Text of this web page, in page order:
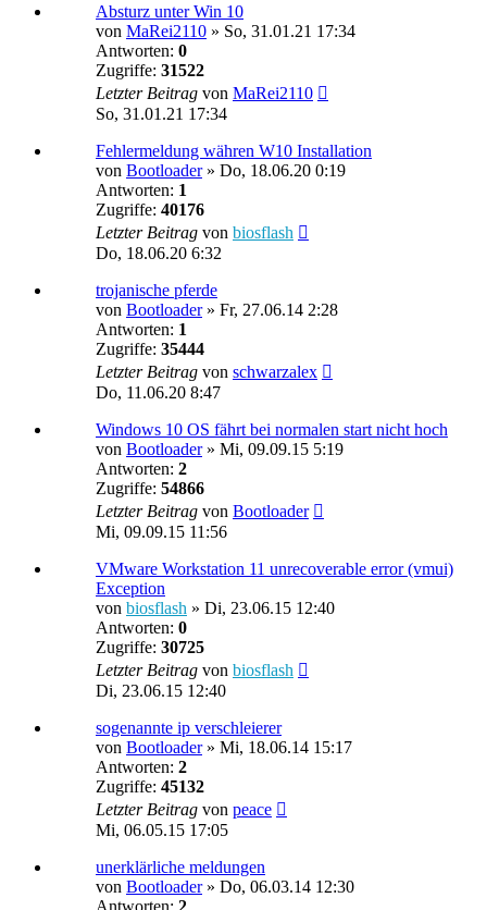
Absturz unter Win 10
von MaRei2110 » So, 31.01.21 17:34
Antworten: 0
Zugriffe: 31522
Letzter Beitrag von MaRei2110
So, 31.01.21 17:34
Fehlermeldung währen W10 Installation
von Bootloader» Do, 18.06.20 0:19
Antworten: 1
Zugriffe: 40176
Letzter Beitrag von biosflash
Do, 18.06.20 6:32
trojanische pferde
von Bootloader» Fr, 27.06.14 2:28
Antworten: 1
Zugriffe: 35444
Letzter Beitrag von schwarzalex
Do, 11.06.20 8:47
Windows 10 OS fährt bei normalen start nicht hoch
von Bootloader» Mi, 09.09.15 5:19
Antworten: 2
Zugriffe: 54866
Letzter Beitrag von Bootloader
Mi, 09.09.15 11:56
VMware Workstation 11 unrecoverable error (vmui)
Exception
von biosflash » Di, 23.06.15 12:40
Antworten: 0
Zugriffe: 30725
Letzter Beitrag von biosflash
Di, 23.06.15 12:40
sogenannte ip verschleierer
von Bootloader» Mi, 18.06.14 15:17
Antworten: 2
Zugriffe: 45132
Letzter Beitrag von peace
Mi, 06.05.15 17:05
unerklärliche meldungen
von Bootloader» Do, 06.03.14 12:30
Antworten: 2